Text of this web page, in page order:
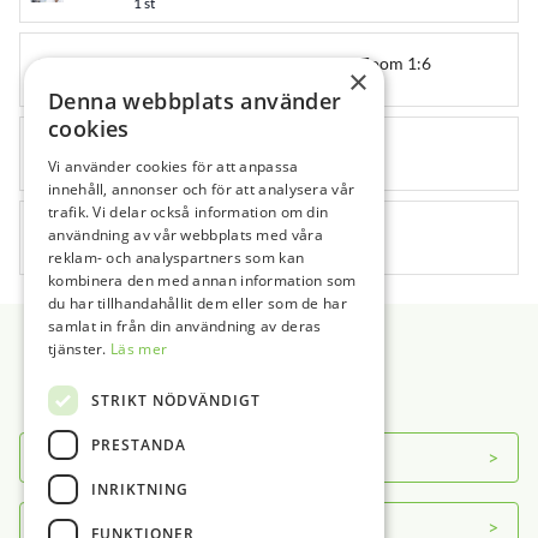
Mikroskop Tillbehör – Steglös Zoom 1:6
1 st
120144Mikroskop Tillbehör – Väggfäste
1 st
Sidfot
Om DAB
Servicecenter
×
Denna webbplats använder
cookies
Vi använder cookies för att anpassa
innehåll, annonser och för att analysera vår
trafik. Vi delar också information om din
användning av vår webbplats med våra
reklam- och analyspartners som kan
kombinera den med annan information som
du har tillhandahållit dem eller som de har
samlat in från din användning av deras
tjänster. Läs mer
STRIKT NÖDVÄNDIGT
PRESTANDA
INRIKTNING
FUNKTIONER